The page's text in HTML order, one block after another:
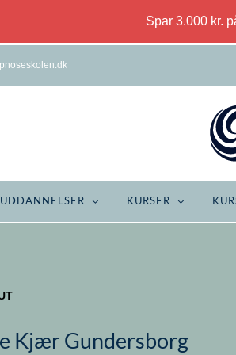
Spar 3.000 kr.
UDDANNELSER KURSER
Kjær Gundersborg